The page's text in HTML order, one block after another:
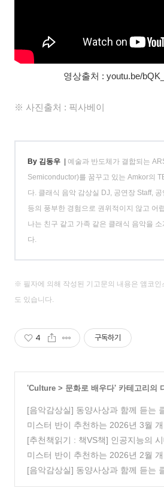
영상출처 : youtu.be/
※ 사진출처 : 픽사베이
By 김동우 | 예술과 반도체가 결합되는
Semiconductor)를 꿈꾸고 있는 Amkor의
다. 클래식 음악 감상실 DJ, 공연장 Staff,
등의 풍부한 경험으로 권위적이지 않고 어
나는 친구 같고 가족 같은 클래식 음악을
다.
※ 필자에 의해 작성된 기고문의 내용은 앰코인
도 있습니다.
4 구독하기
'Culture > 문화로 배우다' 카테고리의
[음악감상실] 동양사상과 함께 듣는
대학(大學) 편
(1)
미스터 반이 추천하는 2026년 3월 개
(114)
[추천책읽기 : 책VS책] 인공지능의 시
간지능, 인간의 뇌를 얼마나 신뢰할
까?
(44)
미스터 반이 추천하는 2026년 2월 개
(173)
[음악감상실] 동양사상과 함께 듣는